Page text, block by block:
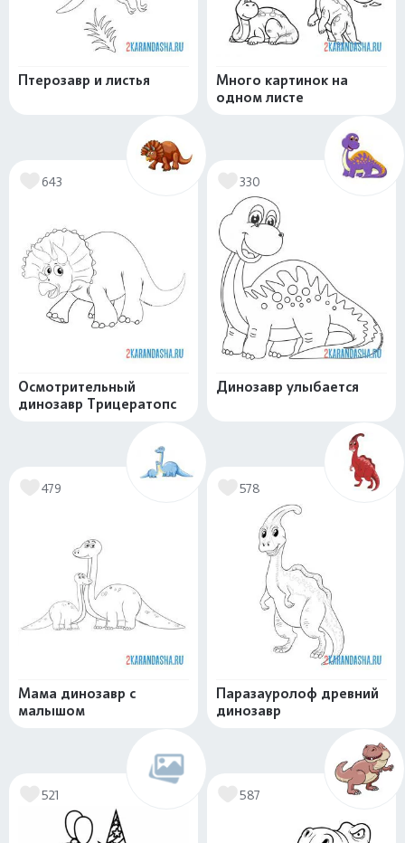
Птерозавр и листья
Много картинок на
одном листе
643
Осмотрительный
динозавр Трицератопс
330
Динозавр улыбается
479
Мама динозавр с
малышом
578
Паразауролоф древний
динозавр
521 587